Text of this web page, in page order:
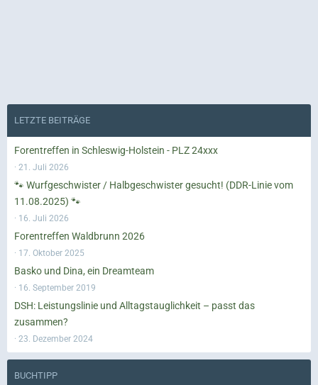
LETZTE BEITRÄGE
Forentreffen in Schleswig-Holstein - PLZ 24xxx
21. Juli 2026
🐾 Wurfgeschwister / Halbgeschwister gesucht! (DDR-Linie vom
11.08.2025) 🐾
16. Juli 2026
Forentreffen Waldbrunn 2026
17. Oktober 2025
Basko und Dina, ein Dreamteam
16. September 2019
DSH: Leistungslinie und Alltagstauglichkeit – passt das
zusammen?
23. Dezember 2024
BUCHTIPP